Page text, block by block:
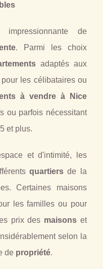
de
. Parmi les choix
adaptés aux
les célibataires ou
à vendre à Nice
ou parfois nécessitant
et plus.
et d'intimité, les
quartiersde la
Certaines maisons
les familles ou pour
prix des maisons et
selon la
de propriété.